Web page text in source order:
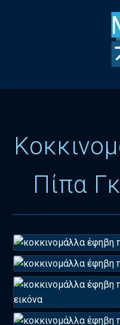
Πίπα